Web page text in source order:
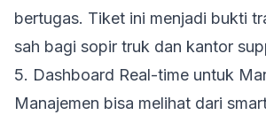
bertugas. Tiket ini menjadi bukti
sah bagi sopir truk dan kantor
5. Dashboard Real-time untuk
Manajemen bisa melihat dari